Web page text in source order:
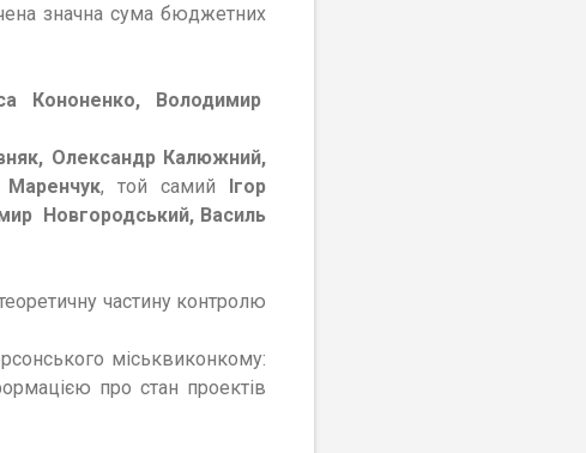
значна сума бюджетних
Кононенко, Володимир
Олександр Калюжний,
, той самий Ігор
Новгородський, Василь
частину контролю
міськвиконкому:
про стан проектів